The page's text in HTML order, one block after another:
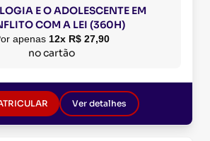
E O ADOLESCENTE EM
COM A LEI (360H)
apenas 12x R$ 27,90
no cartão
Ver detalhes